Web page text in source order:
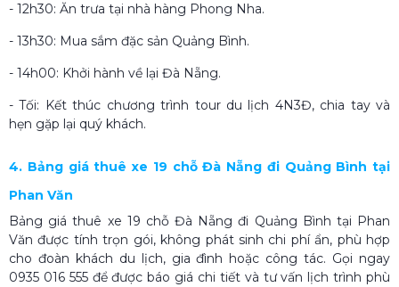
- 12h30: Ăn trưa tại nhà hàng Phong Nha.
- 13h30: Mua sắm đặc sản Quảng Bình.
- 14h00: Khởi hành về lại Đà Nẵng.
- Tối: Kết thúc chương trình tour du lịch 4N3Đ, chia tay và
hẹn gặp lại quý khách.
4. Bảng giá thuê xe 19 chỗ Đà Nẵng đi Quảng Bình tại
Phan Văn
Bảng giá thuê xe 19 chỗ Đà Nẵng đi Quảng Bình tại Phan
Văn được tính trọn gói, không phát sinh chi phí ẩn, phù hợp
cho đoàn khách du lịch, gia đình hoặc công tác. Gọi ngay
0935 016 555 để được báo giá chi tiết và tư vấn lịch trình phù